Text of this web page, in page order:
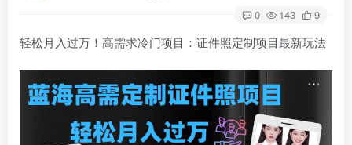
0 143 9
轻松月入过万！高需求冷门项目：证件照定制项目最新玩法